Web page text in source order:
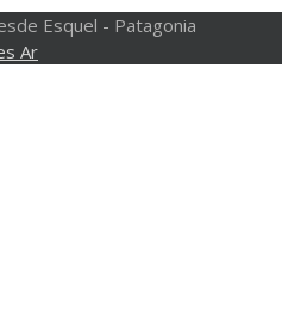
Esquel - Patagonia
Ar